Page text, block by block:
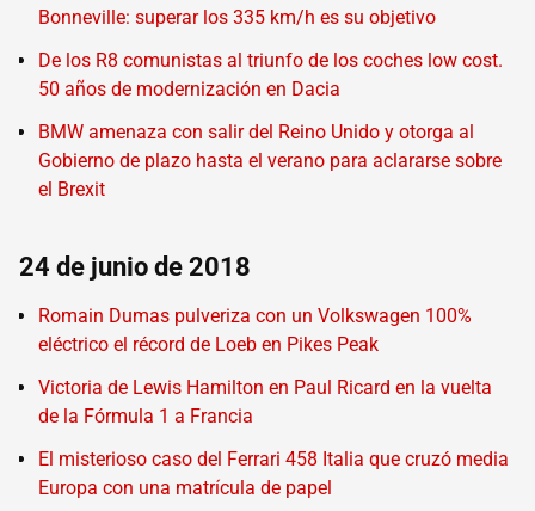
Bonneville: superar los 335 km/h es su objetivo
De los R8 comunistas al triunfo de los coches low cost.
50 años de modernización en Dacia
BMW amenaza con salir del Reino Unido y otorga al
Gobierno de plazo hasta el verano para aclararse sobre
el Brexit
24 de junio de 2018
Romain Dumas pulveriza con un Volkswagen 100%
eléctrico el récord de Loeb en Pikes Peak
Victoria de Lewis Hamilton en Paul Ricard en la vuelta
de la Fórmula 1 a Francia
El misterioso caso del Ferrari 458 Italia que cruzó media
Europa con una matrícula de papel